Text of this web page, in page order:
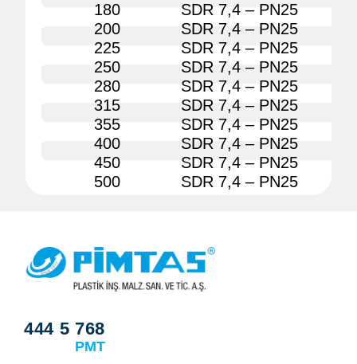
180
SDR 7,4 – PN25
200
SDR 7,4 – PN25
225
SDR 7,4 – PN25
250
SDR 7,4 – PN25
280
SDR 7,4 – PN25
315
SDR 7,4 – PN25
355
SDR 7,4 – PN25
400
SDR 7,4 – PN25
450
SDR 7,4 – PN25
500
SDR 7,4 – PN25
444 5 768
PMT